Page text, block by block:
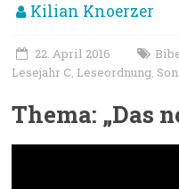
Kilian Knoerzer
22. April 2016
Lesejahr C, Leseordnung,
Thema: „Das